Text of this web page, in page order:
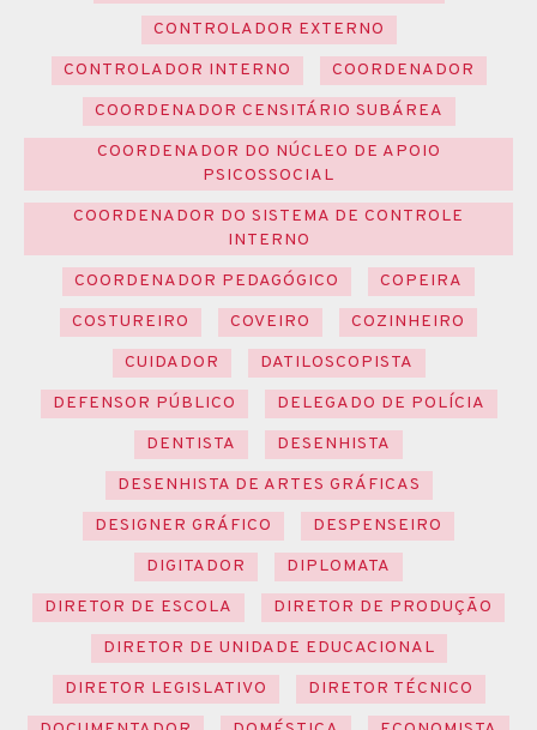
CONTROLADOR EXTERNO
CONTROLADOR INTERNO
COORDENADOR
COORDENADOR CENSITÁRIO SUBÁREA
COORDENADOR DO NÚCLEO DE APOIO
PSICOSSOCIAL
COORDENADOR DO SISTEMA DE CONTROLE
INTERNO
COORDENADOR PEDAGÓGICO
COPEIRA
COSTUREIRO
COVEIRO
COZINHEIRO
CUIDADOR
DATILOSCOPISTA
DEFENSOR PÚBLICO
DELEGADO DE POLÍCIA
DENTISTA
DESENHISTA
DESENHISTA DE ARTES GRÁFICAS
DESIGNER GRÁFICO
DESPENSEIRO
DIGITADOR
DIPLOMATA
DIRETOR DE ESCOLA
DIRETOR DE PRODUÇÃO
DIRETOR DE UNIDADE EDUCACIONAL
DIRETOR LEGISLATIVO
DIRETOR TÉCNICO